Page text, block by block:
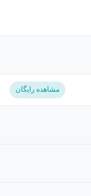
مشاهده رایگان